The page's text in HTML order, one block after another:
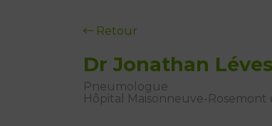
Retour
Dr Jonathan
Pneumologue
Hôpital Maisonneuve-Rosemont